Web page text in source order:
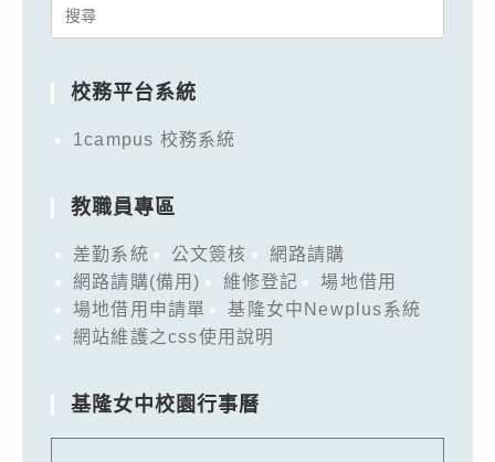
Search
校務平台系統
1campus 校務系統
教職員專區
差勤系統 公文簽核
網路請購
網路請購(備用)
維修登記
場地借用
場地借用申請單
基隆女中Newplus系統
網站維護之css使用說明
基隆女中校園行事曆